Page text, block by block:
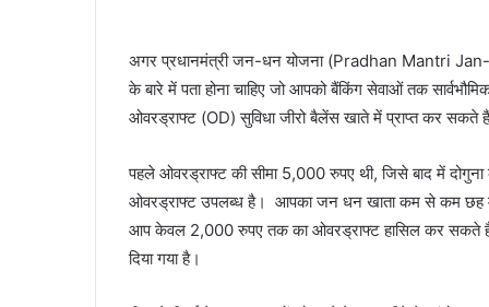
e
m
a
l
अगर प्रधानमंत्री जन-धन योजना (Pradhan Mantri
के बारे में पता होना चाहिए जो आपको बैंकिंग सेवाओं तक
ओवरड्राफ्ट (OD) सुविधा जीरो बैलेंस खाते में प्राप्त कर सकते
पहले ओवरड्राफ्ट की सीमा 5,000 रुपए थी, जिसे बाद में
ओवरड्राफ्ट उपलब्ध है। आपका जन धन खाता कम से कम छह
आप केवल 2,000 रुपए तक का ओवरड्राफ्ट हासिल कर सकते
दिया गया है।